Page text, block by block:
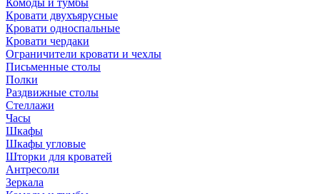
Кровати двухъярусные
Кровати односпальные
Кровати чердаки
Ограничители кровати и чехлы
Письменные столы
Полки
Раздвижные столы
Стеллажи
Часы
Шкафы
Шкафы угловые
Шторки для кроватей
Антресоли
Зеркала